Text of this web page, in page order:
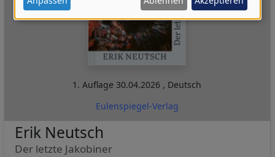
1. Auflage 30.04.2026 , Deutsch
Eulenspiegel-Verlag
Erik Neutsch
Der letzte Jakobiner
Daten